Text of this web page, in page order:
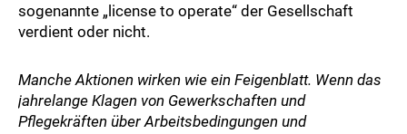
sogenannte „license to operate“ der Gesellschaft
verdient oder nicht.
Manche Aktionen wirken wie ein Feigenblatt. Wenn das
jahrelange Klagen von Gewerkschaften und
Pflegekräften über Arbeitsbedingungen und